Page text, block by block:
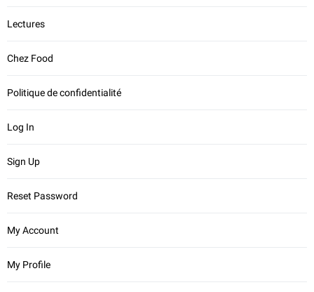
Lectures
Chez Food
Politique de confidentialité
Log In
Sign Up
Reset Password
My Account
My Profile